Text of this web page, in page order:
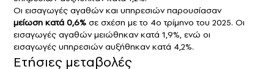
Οι εισαγωγές αγαθών και υπηρεσιών παρουσίασαν
μείωση κατά 0,6% σε σχέση με το 4ο τρίμηνο του 2025. Οι
εισαγωγές αγαθών μειώθηκαν κατά 1,9%, ενώ οι
εισαγωγές υπηρεσιών αυξήθηκαν κατά 4,2%.
Ετήσιες μεταβολές